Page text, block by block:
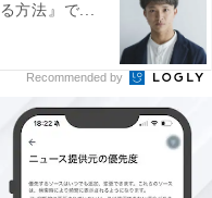
学生が多い」と思う大学ラ
大学」、1位は？
方法』で...
Recommended by